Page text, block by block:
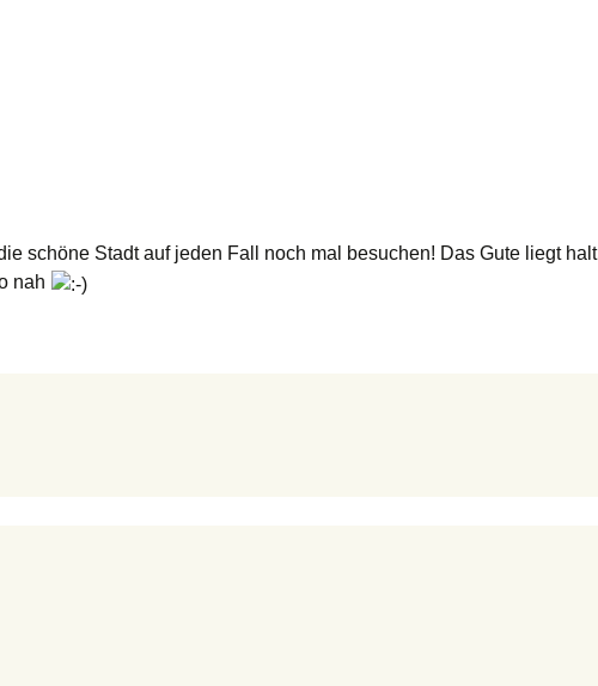
schöne Stadt auf jeden Fall noch mal besuchen! Das Gute liegt halt
nah